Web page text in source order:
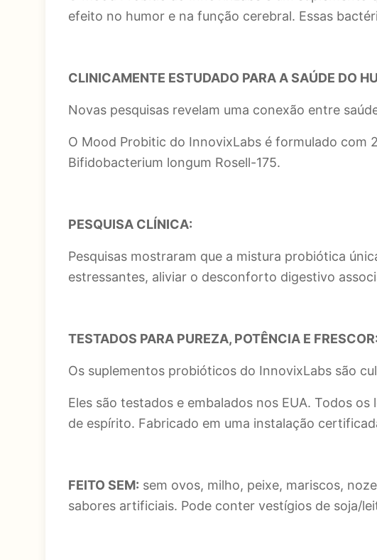
efeito no humor e na função cerebral. Essas
CLINICAMENTE ESTUDADO PARA A SAÚDE DO
Novas pesquisas revelam uma conexão entre
O Mood Probitic do InnovixLabs é formulado com
Bifidobacterium longum Rosell-175.
PESQUISA CLÍNICA:
Pesquisas mostraram que a mistura probiótica
estressantes, aliviar o desconforto digestivo
TESTADOS PARA PUREZA, POTÊNCIA E FRESCOR:
Os suplementos probióticos do InnovixLabs são
Eles são testados e embalados nos EUA. Todos
de espírito. Fabricado em uma instalação
FEITO SEM: sem ovos, milho, peixe, mariscos,
sabores artificiais. Pode conter vestígios de soja/